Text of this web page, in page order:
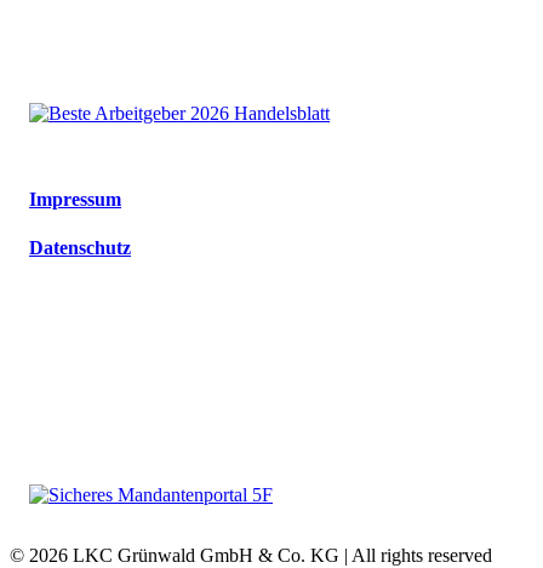
Impressum
Datenschutz
© 2026 LKC Grünwald GmbH & Co. KG | All rights reserved